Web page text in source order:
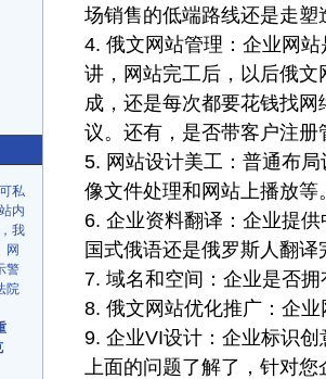
私
内
我
网
警
院
场销售的低端路线还是走
4. 俄文网站管理：企业网
讲，网站完工后，以后俄
成，还是每次都要花钱找
议。还有，是否带客户注
5. 网站设计美工：普通布
像文件处理和网站上播放等
6. 企业资料翻译：企业提
国式俄语还是俄罗斯人翻译
7. 域名和空间：企业是否
8. 俄文网站优化推广：企
9. 企业VI设计：企业标识
上面的问题了解了，针对